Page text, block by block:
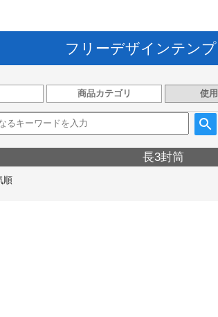
フリーデザインテンプ
商品カテゴリ 使
長3封筒
順